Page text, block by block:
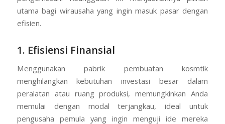
utama bagi wirausaha yang ingin masuk pasar dengan
efisien.
1. Efisiensi Finansial
Menggunakan pabrik pembuatan kosmtik
menghilangkan kebutuhan investasi besar dalam
peralatan atau ruang produksi, memungkinkan Anda
memulai dengan modal terjangkau, ideal untuk
pengusaha pemula yang ingin menguji ide mereka